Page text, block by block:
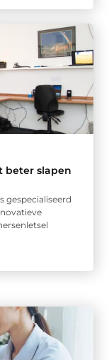
beter slapen
gespecialiseerd